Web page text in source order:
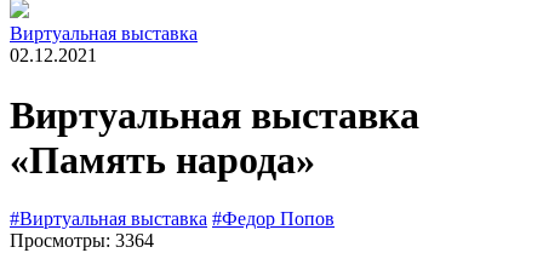
Виртуальная выставка
02.12.2021
Виртуальная выставка
«Память народа»
#Виртуальная выставка #Федор Попов
Просмотры: 3364